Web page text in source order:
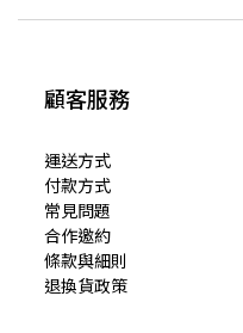
顧客服務
運送方式
付款方式
常見問題
合作邀約
條款與細則
退換貨政策